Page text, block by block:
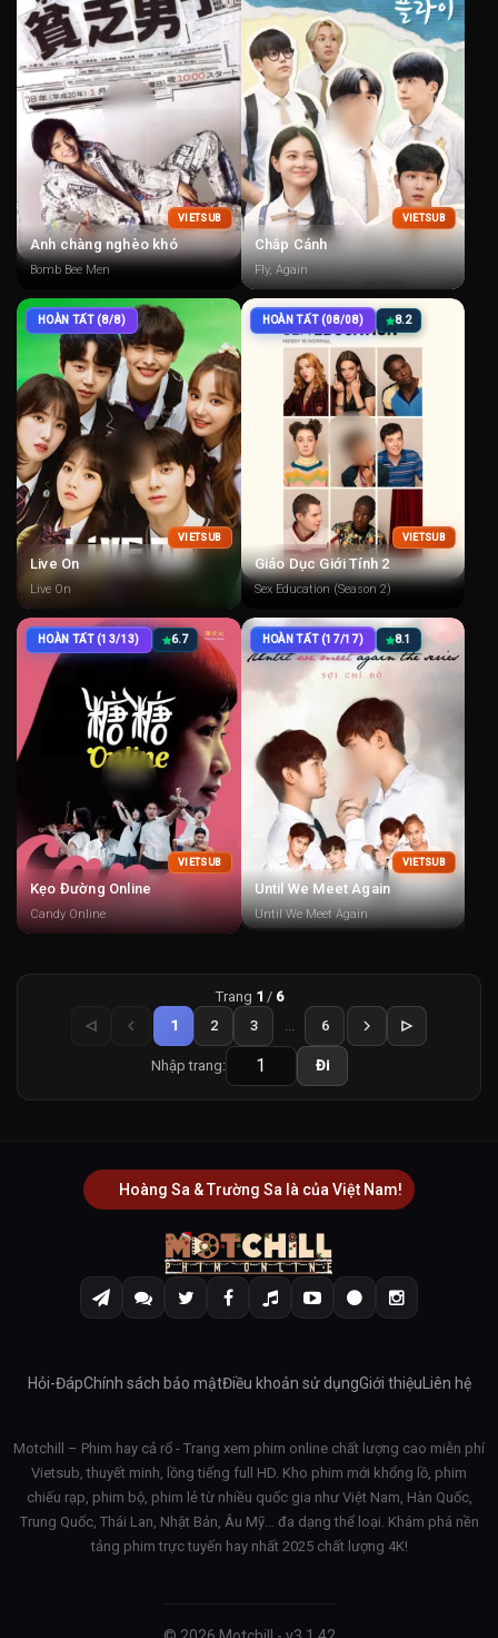
VIETSUB
Anh chàng nghèo khó
Bomb Bee Men
VIETSUB
Chắp Cánh
Fly, Again
HOÀN TẤT (8/8)
VIETSUB
Live On
Live On
HOÀN TẤT (08/08) 8.2
VIETSUB
Giáo Dục Giới Tính 2
Sex Education (Season 2)
HOÀN TẤT (13/13) 6.7
VIETSUB
Kẹo Đường Online
Candy Online
HOÀN TẤT (17/17) 8.1
VIETSUB
Until We Meet Again
Until We Meet Again
Trang 1 / 6
1
2 3 ... 6
Nhập trang: Đi
Hoàng Sa & Trường Sa là của Việt Nam!
Hỏi-ĐápChính sách bảo mậtĐiều khoản sử dụngGiới thiệu Liên hệ
Motchill – Phim hay cả rổ - Trang xem phim online chất lượng cao miễn phí
Vietsub, thuyết minh, lồng tiếng full HD. Kho phim mới khổng lồ, phim
chiếu rạp, phim bộ, phim lẻ từ nhiều quốc gia như Việt Nam, Hàn Quốc,
Trung Quốc, Thái Lan, Nhật Bản, Âu Mỹ… đa dạng thể loại. Khám phá nền
tảng phim trực tuyến hay nhất 2025 chất lượng 4K!